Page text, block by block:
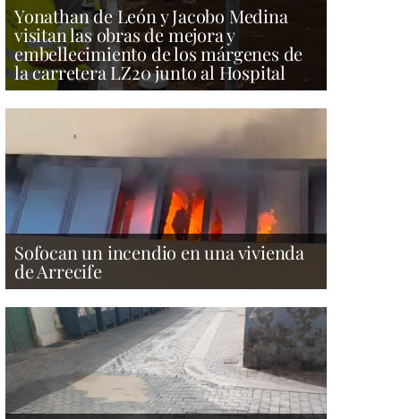
Yonathan de León y Jacobo Medina
visitan las obras de mejora y
embellecimiento de los márgenes de
la carretera LZ20 junto al Hospital
Sofocan un incendio en una vivienda
de Arrecife